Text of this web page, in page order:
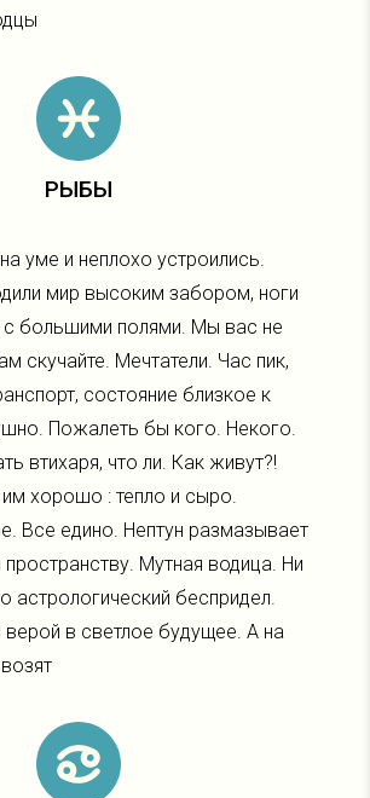
РЫБЫ
уме и неплохо устроились.
мир высоким забором, ноги
большими полями. Мы вас не
скучайте. Мечтатели. Час пик,
состояние близкое к
Пожалеть бы кого. Некого.
втихаря, что ли. Как живут?!
им хорошо : тепло и сыро.
Все едино. Нептун размазывает
Мутная водица. Ни
астрологический беспридел.
в светлое будущее. А на